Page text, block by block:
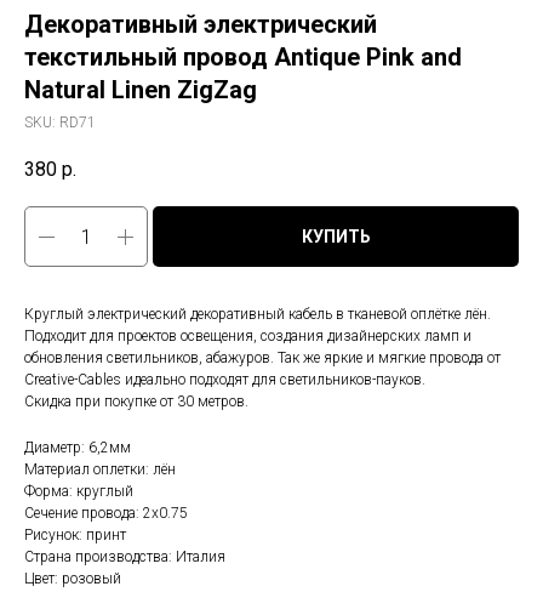
Декоративный электрический
текстильный провод Antique Pink and
Natural Linen ZigZag
SKU: RD71
380 р.
КУПИТЬ
Круглый электрический декоративный кабель в тканевой оплётке лён.
Подходит для проектов освещения, создания дизайнерских ламп и
обновления светильников, абажуров. Так же яркие и мягкие провода от
Creative-Cables идеально подходят для светильников-пауков.
Скидка при покупке от 30 метров.
Диаметр: 6,2мм
Материал оплетки: лён
Форма: круглый
Сечение провода: 2х0.75
Рисунок: принт
Страна производства: Италия
Цвет: розовый